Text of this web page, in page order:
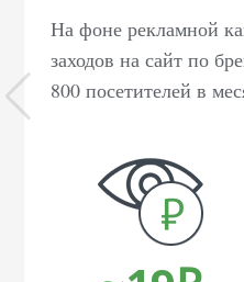
На фоне рекламной
заходов на сайт по
800 посетителей в